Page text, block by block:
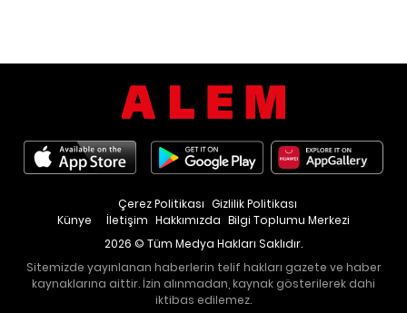
Künye İletişim Hakkımızda Bilgi Toplumu Merkezi
Çerez Politikası Gizlilik Politikası
2026 © Tüm Medya Hakları Saklıdır.
Sitemizde yayınlanan haberlerin telif hakları gazete ve haber
kaynaklarına aittir. İzin alınmadan, kaynak gösterilerek dahi
iktibas edilemez.